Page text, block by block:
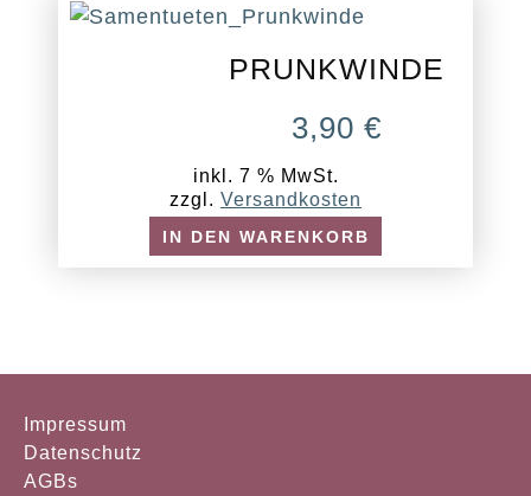
PRUNKWINDE
3,90€
inkl. 7 % MwSt.
zzgl. Versandkosten
IN DEN WARENKORB
Impressum
Datenschutz
AGBs